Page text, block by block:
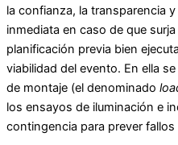
la confianza, la transparencia
inmediata en caso de que
planificación previa bien
viabilidad del evento. En ella
de montaje (el denominado
los ensayos de iluminación e
contingencia para prever